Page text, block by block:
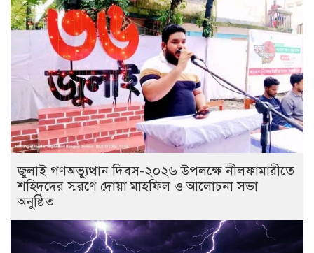
জুলাই গণঅভ্যুত্থান দিবস-২০২৬ উপলক্ষে নীলফামারীতে
শহিদদের স্মরণে দোয়া মাহফিল ও আলোচনা সভা
অনুষ্ঠিত